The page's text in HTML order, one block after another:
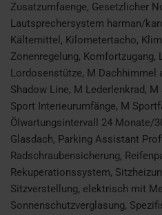
Zusatzumfaenge, Gesetzlicher
Lautsprechersystem harman/
Kältemittel, Kilometertacho,
Zonenregelung, Komfortzugang,
Lordosenstütze, M Dachhimmel
Shadow Line, M Lederlenkrad,
Sport Interieurumfänge, M
Ölwartungsintervall 24 Monate/
Glasdach, Parking Assistant
Radschraubensicherung,
Rekuperationssystem,
Sitzverstellung, elektrisch mit
Sonnenschutzverglasung,